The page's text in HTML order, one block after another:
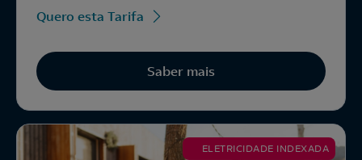
Quero esta Tarifa
Saber mais
ELETRICIDADE INDEXADA